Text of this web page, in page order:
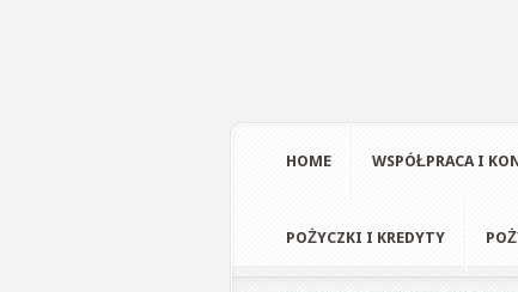
HOME WSPÓŁPRACA I
POŻYCZKI I KREDYTY